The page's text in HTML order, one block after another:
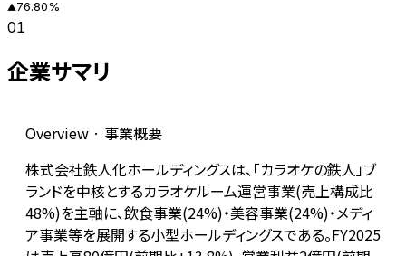
▲76.80%
01
企業サマリ
Overview · 事業概要
株式会社鉄人化ホールディングスは、「カラオケの鉄人」ブ
ランドを中核とするカラオケルーム運営事業(売上構成比
48%)を主軸に、飲食事業(24%)・美容事業(24%)・メディ
ア事業等を展開する小型ホールディングスである。FY2025